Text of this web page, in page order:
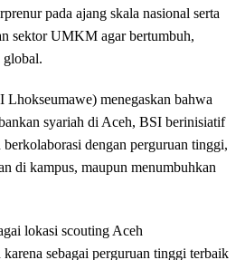
pada ajang skala nasional serta
sektor UMKM agar bertumbuh,
global.
menegaskan bahwa
syariah di Aceh, BSI berinisiatif
dengan perguruan tinggi,
di kampus, maupun menumbuhkan
lokasi scouting Aceh
sebagai perguruan tinggi terbaik